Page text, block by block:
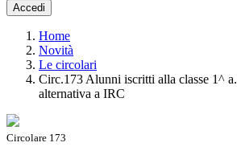
Accedi
Home
Novità
Le circolari
Circ.173 Alunni iscritti alla classe 1^
alternativa a IRC
Circolare 173